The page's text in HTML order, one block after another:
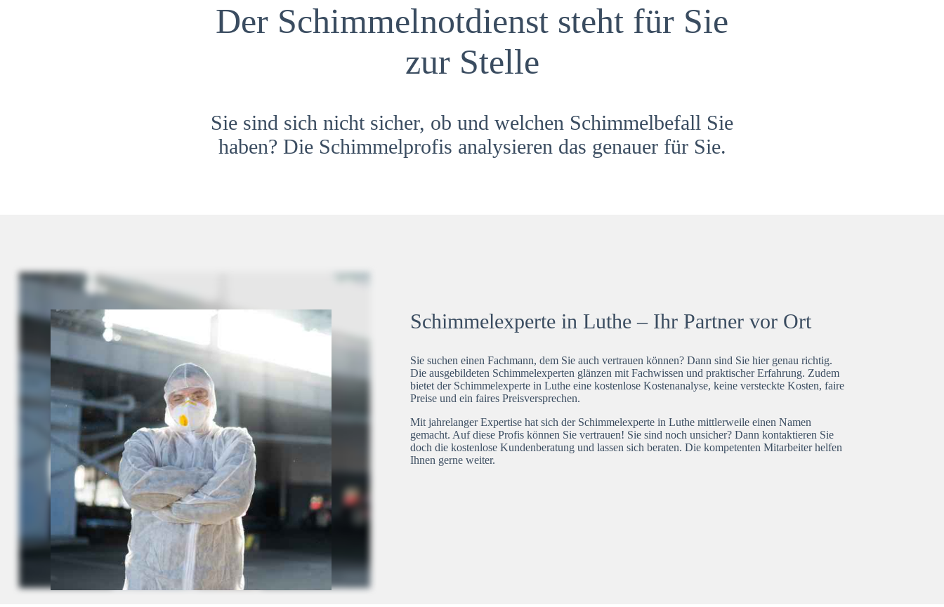
Der Schimmelnotdienst steht für Sie
zur Stelle
Sie sind sich nicht sicher, ob und welchen Schimmelbefall Sie
haben? Die Schimmelprofis analysieren das genauer für Sie.
Schimmelexperte in Luthe – Ihr Partner vor Ort
Sie suchen einen Fachmann, dem Sie auch vertrauen können? Dann sind Sie hier genau richtig.
Die ausgebildeten Schimmelexperten glänzen mit Fachwissen und praktischer Erfahrung. Zudem
bietet der Schimmelexperte in Luthe eine kostenlose Kostenanalyse, keine versteckte Kosten, faire
Preise und ein faires Preisversprechen.
Mit jahrelanger Expertise hat sich der Schimmelexperte in Luthe mittlerweile einen Namen
gemacht. Auf diese Profis können Sie vertrauen! Sie sind noch unsicher? Dann kontaktieren Sie
doch die kostenlose Kundenberatung und lassen sich beraten. Die kompetenten Mitarbeiter helfen
Ihnen gerne weiter.